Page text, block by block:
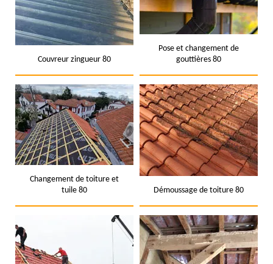
Couvreur zingueur 80
Pose et changement de
gouttières 80
Changement de toiture et
tuile 80
Démoussage de toiture 80